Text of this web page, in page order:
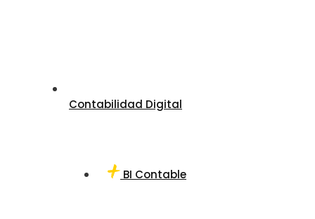
Contabilidad Digital
BI Contable